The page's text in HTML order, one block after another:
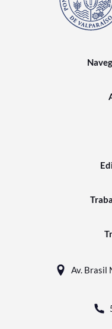
Av. Brasil